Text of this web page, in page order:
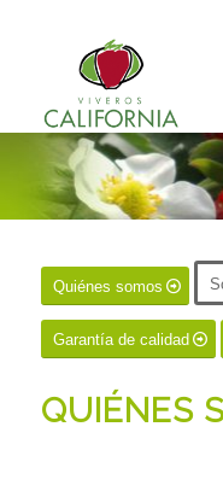
Quiénes somos
Garantía de calidad
QUIÉNES